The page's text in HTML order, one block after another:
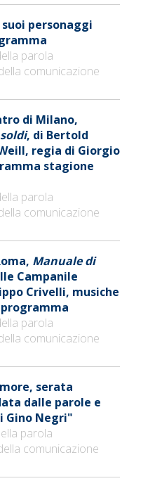
suoi personaggi
parola
comunicazione
di Milano,
, di Bertold
regia di Giorgio
stagione
parola
comunicazione
Manuale di
Campanile
Crivelli, musiche
parola
comunicazione
serata
dalle parole e
Gino Negri"
parola
comunicazione